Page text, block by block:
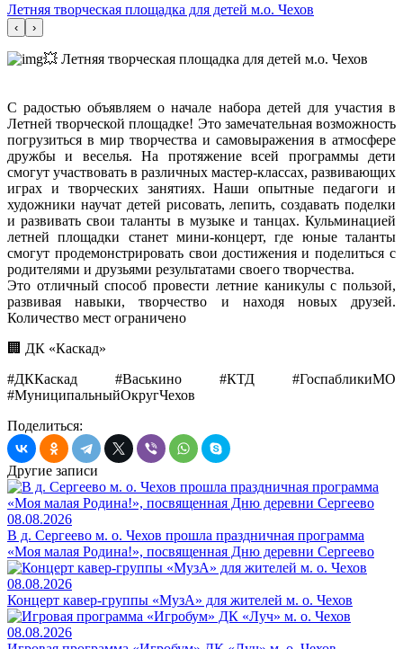
Летняя творческая площадка для детей м.о. Чехов
‹ ›
💥 Летняя творческая площадка для детей м.о. Чехов
С радостью объявляем о начале набора детей для участия в
Летней творческой площадке! Это замечательная возможность
погрузиться в мир творчества и самовыражения в атмосфере
дружбы и веселья. На протяжение всей программы дети
смогут участвовать в различных мастер-классах, развивающих
играх и творческих занятиях. Наши опытные педагоги и
художники научат детей рисовать, лепить, создавать поделки
и развивать свои таланты в музыке и танцах. Кульминацией
летней площадки станет мини-концерт, где юные таланты
смогут продемонстрировать свои достижения и поделиться с
родителями и друзьями результатами своего творчества.
Это отличный способ провести летние каникулы с пользой,
развивая навыки, творчество и находя новых друзей.
Количество мест ограничено
🏢 ДК «Каскад»
#ДККаскад #Васькино #КТД #ГоспабликиМО
#МуниципальныйОкругЧехов
Поделиться:
Другие записи
08.08.2026
В д. Сергеево м. о. Чехов прошла праздничная программа
«Моя малая Родина!», посвященная Дню деревни Сергеево
08.08.2026
Концерт кавер-группы «МузА» для жителей м. о. Чехов
08.08.2026